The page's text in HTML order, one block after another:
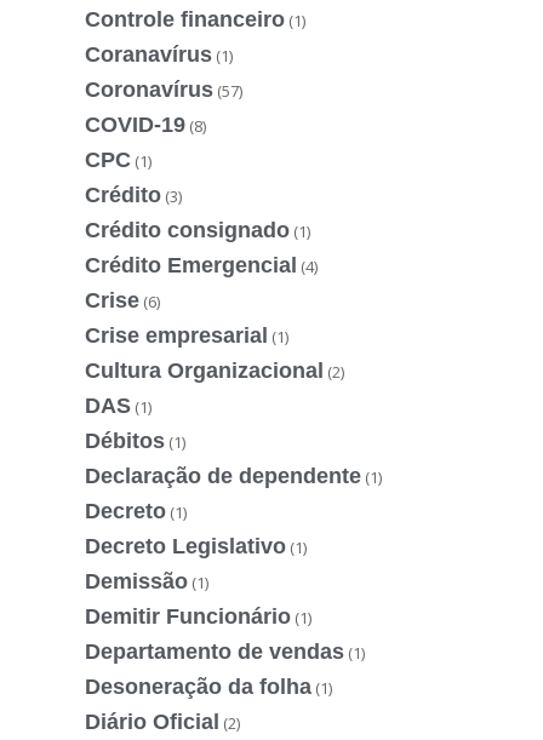
Controle financeiro (1)
Coranavírus (1)
Coronavírus (57)
COVID-19 (8)
CPC (1)
Crédito (3)
Crédito consignado (1)
Crédito Emergencial (4)
Crise (6)
Crise empresarial (1)
Cultura Organizacional (2)
DAS (1)
Débitos (1)
Declaração de dependente (1)
Decreto (1)
Decreto Legislativo (1)
Demissão (1)
Demitir Funcionário (1)
Departamento de vendas (1)
Desoneração da folha (1)
Diário Oficial (2)